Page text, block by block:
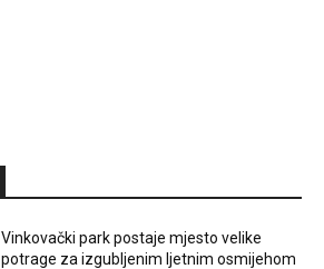
Vinkovački park postaje mjesto velike
potrage za izgubljenim ljetnim osmijehom